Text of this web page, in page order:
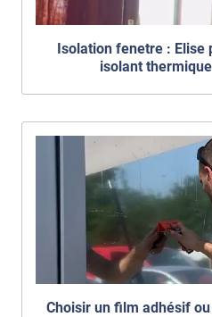
Isolation fenetre : Elise
isolant
Choisir un film adhésif